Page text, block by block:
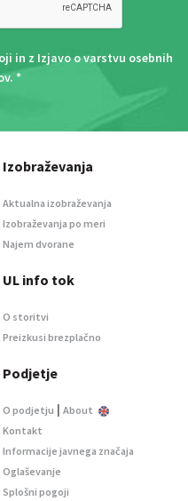
in z Izjavo o varstvu osebnih
. *
Izobraževanja
Aktualna izobraževanja
Izobraževanja po meri
Najem dvorane
UL info tok
O storitvi
Preizkusi brezplačno
Podjetje
O podjetju | About
Kontakt
Informacije javnega značaja
Oglaševanje
Splošni pogoji